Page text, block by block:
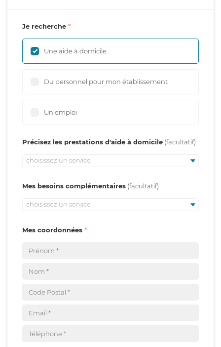
Je recherche
Une aide à domicile
Du personnel pour mon établissement
Un emploi
Précisez les prestations d'aide à domicile
choisissez un service
Mes besoins complémentaires
choisissez un service
Mes coordonnées